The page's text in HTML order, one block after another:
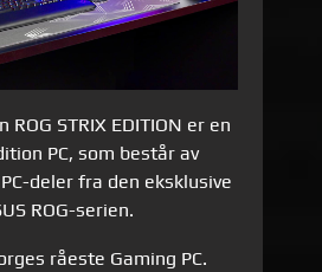
ROG STRIX EDITION er en
PC, som består av
deler fra den eksklusive
ROG-serien.
råeste Gaming PC.